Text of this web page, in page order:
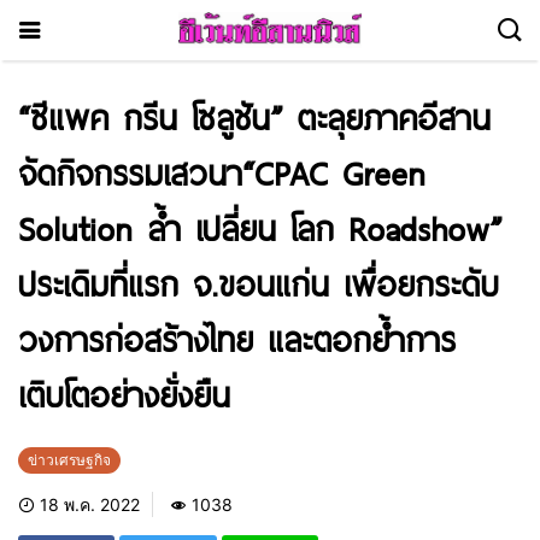
“ซีแพค กรีน โซลูชัน” ตะลุยภาคอีสาน
จัดกิจกรรมเสวนา“CPAC Green
Solution ล้ำ เปลี่ยน โลก Roadshow”
ประเดิมที่แรก จ.ขอนแก่น เพื่อยกระดับ
วงการก่อสร้างไทย และตอกย้ำการ
เติบโตอย่างยั่งยืน
ข่าวเศรษฐกิจ
18 พ.ค. 2022 1038